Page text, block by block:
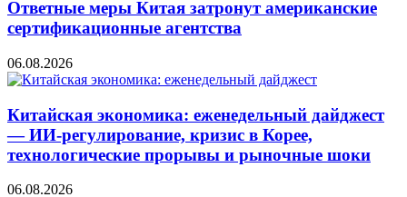
Ответные меры Китая затронут американские
сертификационные агентства
06.08.2026
Китайская экономика: еженедельный дайджест
— ИИ-регулирование, кризис в Корее,
технологические прорывы и рыночные шоки
06.08.2026